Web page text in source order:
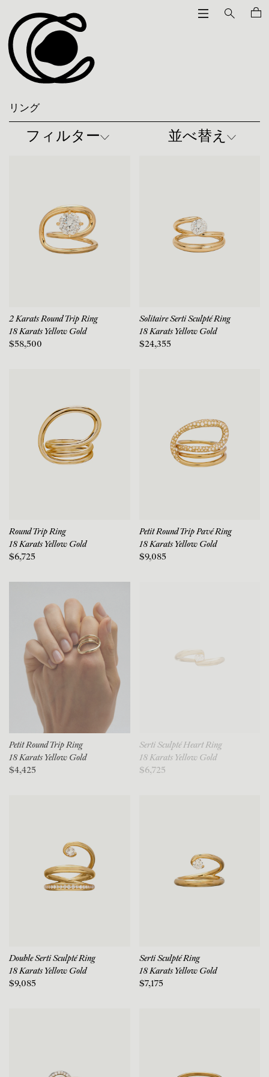
リング
フィルター 並べ替え
2 Karats Round Trip Ring
18 Karats Yellow Gold
$58,500
Solitaire Serti Sculpté Ring
18 Karats Yellow Gold
$24,355
Round Trip Ring
18 Karats Yellow Gold
$6,725
Petit Round Trip Pavé Ring
18 Karats Yellow Gold
$9,085
Petit Round Trip Ring
18 Karats Yellow Gold
$4,425
Serti Sculpté Heart Ring
18 Karats Yellow Gold
$6,725
Double Serti Sculpté Ring
18 Karats Yellow Gold
$9,085
Serti Sculpté Ring
18 Karats Yellow Gold
$7,175